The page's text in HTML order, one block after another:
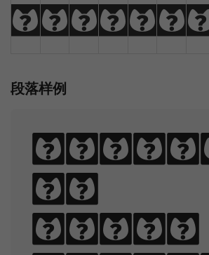
:;"'<>
段落样例
of
black